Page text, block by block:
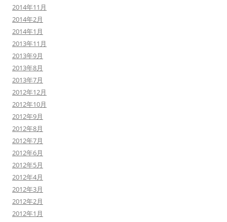
2014年11月
2014年2月
2014年1月
2013年11月
2013年9月
2013年8月
2013年7月
2012年12月
2012年10月
2012年9月
2012年8月
2012年7月
2012年6月
2012年5月
2012年4月
2012年3月
2012年2月
2012年1月